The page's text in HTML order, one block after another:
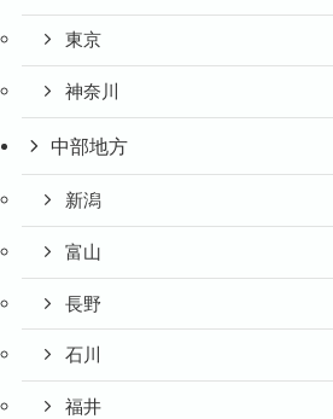
東京
神奈川
中部地方
新潟
富山
長野
石川
福井